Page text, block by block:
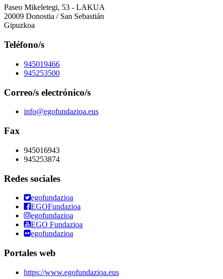
Paseo Mikeletegi, 53 - LAKUA
20009 Donostia / San Sebastián
Gipuzkoa
Teléfono/s
945019466
945253500
Correo/s electrónico/s
info@egofundazioa.eus
Fax
945016943
945253874
Redes sociales
egofundazioa
EGOFundazioa
egofundazioa
EGO Fundazioa
egofundazioa
Portales web
https://www.egofundazioa.eus